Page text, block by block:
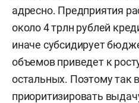
адресно. Предприятия
около 4 трлн рублей
иначе субсидирует
объемов приведет к
остальных. Поэтому так
приоритизировать